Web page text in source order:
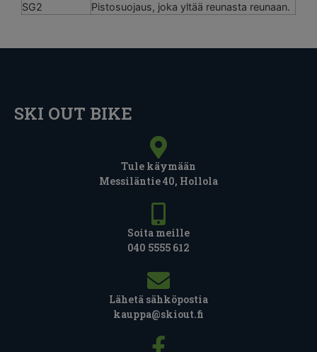
SG2
Pistosuojaus, joka yltää reunasta reunaan.
SKI OUT BIKE
Tule käymään
Messiläntie 40, Hollola
Soita meille
040 5555 612
Lähetä sähköpostia
kauppa@skiout.fi